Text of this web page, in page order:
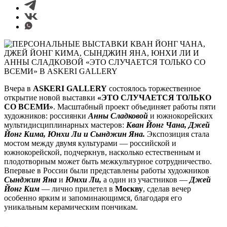
Вчера в ASKERI GALLERY состоялось торжественное
открытие новой выставки «ЭТО СЛУЧАЕТСЯ ТОЛЬКО
СО ВСЕМИ». Масштабный проект объединяет работы пяти
художников: россиянки Анны Сладковой и южнокорейских
мультидисциплинарных мастеров: Кван Йонг Чана, Джей
Йонг Кима, Юнхи Ли и Сынджин Яна. Экспозиция стала
мостом между двумя культурами — российской и
южнокорейской, подчеркнув, насколько естественным и
плодотворным может быть межкультурное сотрудничество.
Впервые в России были представлены работы художников
Сынджин Яна и Юнхи Ли, а один из участников — Джей
Йонг Ким — лично прилетел в Москву, сделав вечер
особенно ярким и запоминающимся, благодаря его
уникальным керамическим пончикам.